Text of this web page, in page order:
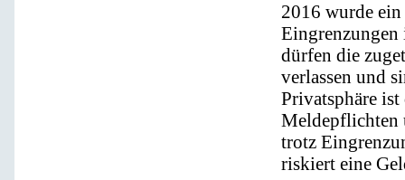
2016 wurde
dürfen die
verlassen und
Privatsphäre
Meldepflichten
trotz
riskiert eine